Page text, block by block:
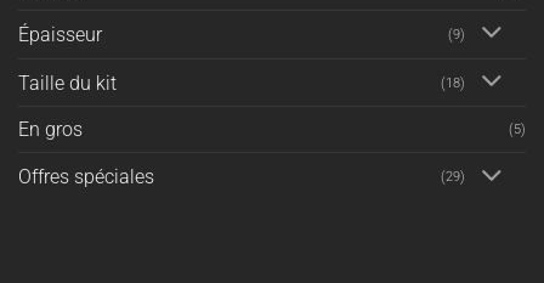
Épaisseur (9)
Taille du kit (18)
En gros (5)
Offres spéciales (29)